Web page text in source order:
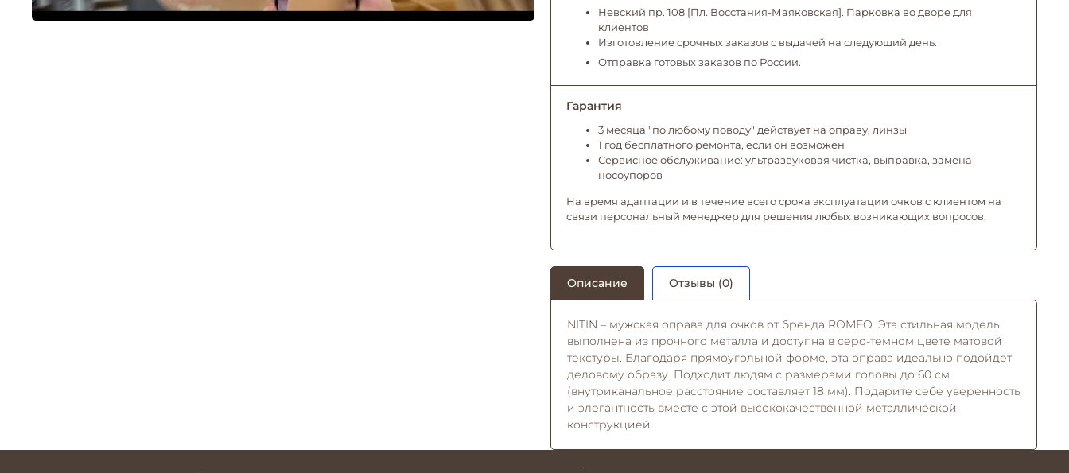
Невский пр. 108 [Пл. Восстания-Маяковская]. Парковка во дворе для
клиентов
Изготовление срочных заказов с выдачей на следующий день.
Отправка готовых заказов по России.
Гарантия
3 месяца "по любому поводу" действует на оправу, линзы
1 год бесплатного ремонта, если он возможен
Сервисное обслуживание: ультразвуковая чистка, выправка, замена
носоупоров
На время адаптации и в течение всего срока эксплуатации очков с клиентом на
связи персональный менеджер для решения любых возникающих вопросов.
Описание Отзывы (0)
NITIN – мужская оправа для очков от бренда ROMEO. Эта стильная модель
выполнена из прочного металла и доступна в серо-темном цвете матовой
текстуры. Благодаря прямоугольной форме, эта оправа идеально подойдет
деловому образу. Подходит людям с размерами головы до 60 см
(внутриканальное расстояние составляет 18 мм). Подарите себе уверенность
и элегантность вместе с этой высококачественной металлической
конструкцией.